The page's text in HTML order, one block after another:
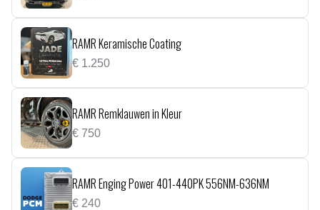
RAMR Keramische Coating
€ 1.250
RAMR Remklauwen in Kleur
€ 750
RAMR Enging Power 401-440PK 556NM-636NM
€ 240